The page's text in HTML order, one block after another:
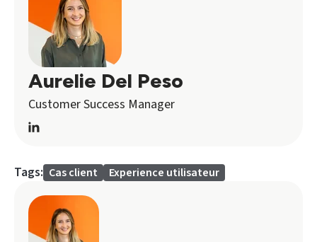
Aurelie Del Peso
Customer Success Manager
Tags: Cas client Experience utilisateur